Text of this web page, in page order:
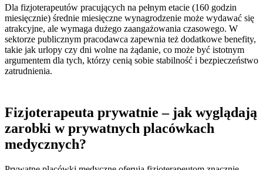
Dla fizjoterapeutów pracujących na pełnym etacie (160 godzin
miesięcznie) średnie miesięczne wynagrodzenie może wydawać się
atrakcyjne, ale wymaga dużego zaangażowania czasowego. W
sektorze publicznym pracodawca zapewnia też dodatkowe benefity,
takie jak urlopy czy dni wolne na żądanie, co może być istotnym
argumentem dla tych, którzy cenią sobie stabilność i bezpieczeństwo
zatrudnienia.
Fizjoterapeuta prywatnie – jak wyglądają
zarobki w prywatnych placówkach
medycznych?